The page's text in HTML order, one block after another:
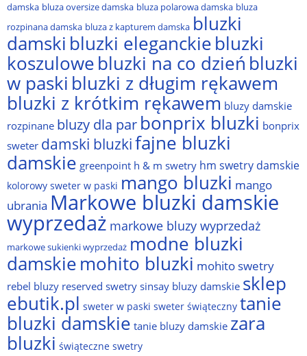
damska bluza oversize damska bluza polarowa damska bluza
rozpinana damska bluza z kapturem damska bluzki
damski bluzki eleganckie bluzki
koszulowe bluzki na co dzień bluzki
w paski bluzki z długim rękawem
bluzki z krótkim rękawem bluzy damskie
rozpinane bluzy dla par bonprix bluzki bonprix
sweter damski bluzkifajne bluzki
damskie greenpoint h & m swetry hm swetry damskie
kolorowy sweter w paski mango bluzki mango
ubrania Markowe bluzki damskie
wyprzedaż markowe bluzy wyprzedaż
markowe sukienki wyprzedaż modne bluzki
damskiemohito bluzki mohito swetry
rebel bluzy reserved swetrysinsay bluzy damskie sklep
ebutik.pl sweter w paski sweter świąteczny tanie
bluzki damskie tanie bluzy damskie zara
bluzki świąteczne swetry